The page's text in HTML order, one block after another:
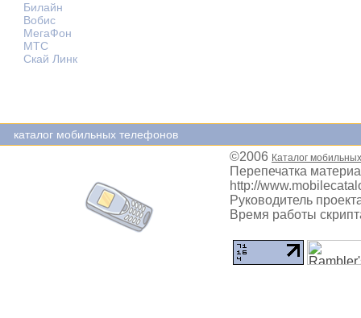
Билайн
Вобис
МегаФон
МТС
Скай Линк
каталог мобильных телефонов
©2006 Каталог
Перепечатка
http://
Руководитель
Время работы